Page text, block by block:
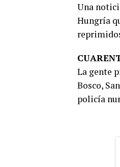
Una
Hungría
La gente
Bosco,
policía